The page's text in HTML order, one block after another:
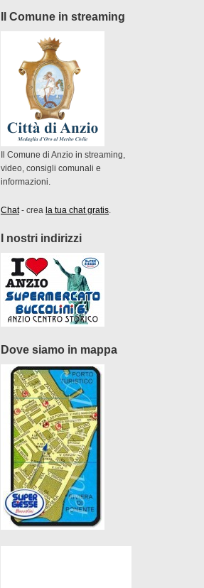
Il Comune in streaming
Il Comune di Anzio in streaming,
video, consigli comunali e
informazioni.
Chat- crea la tua chat gratis.
I nostri indirizzi
Dove siamo in mappa